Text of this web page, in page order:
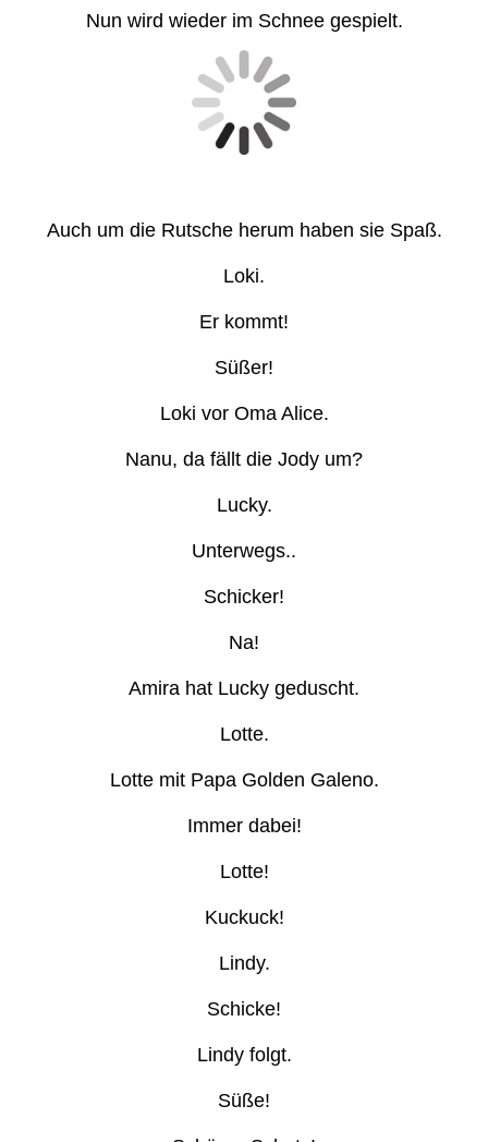
Nun wird wieder im Schnee gespielt.
Auch um die Rutsche herum haben sie Spaß.
Loki.
Er kommt!
Süßer!
Loki vor Oma Alice.
Nanu, da fällt die Jody um?
Lucky.
Unterwegs..
Schicker!
Na!
Amira hat Lucky geduscht.
Lotte.
Lotte mit Papa Golden Galeno.
Immer dabei!
Lotte!
Kuckuck!
Lindy.
Schicke!
Lindy folgt.
Süße!